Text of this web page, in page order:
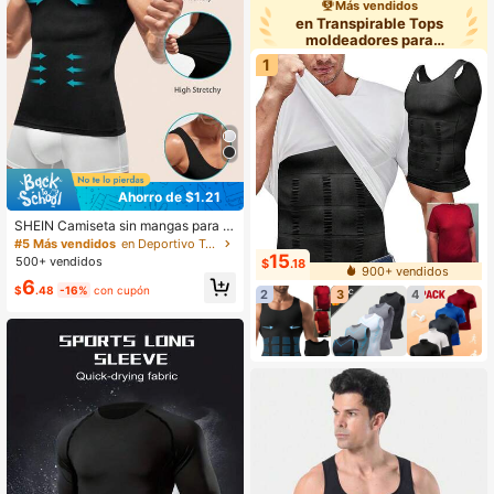
Ahorro de $1.21
SHEIN Camiseta sin mangas para h
ombre de unicolor para moldear el B
ody
#5 Más vendidos
en Deportivo Tops moldeadores para hombre
500+ vendidos
$6.48 -16% con cupón
Más vendidos
en Transpirable Tops
moldeadores para
hombre
1
$15.18
900+ vendidos
2
3 4